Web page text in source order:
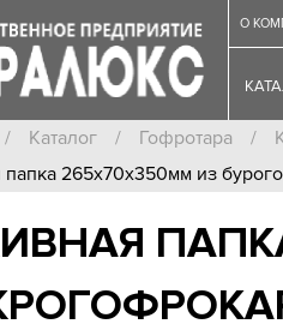
О
/ Каталог / Гофротара /
265х70х350мм из